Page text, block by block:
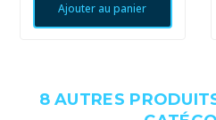
Ajouter au panier
8 AUTRES